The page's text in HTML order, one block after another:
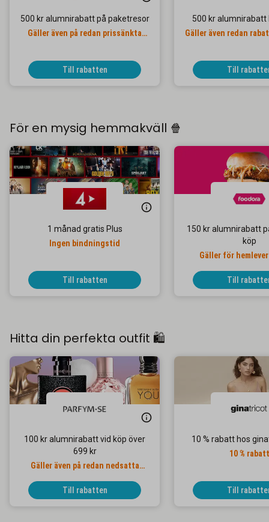
500 kr alumnirabatt på paketresor
Gäller även på redan prissänkta
Till rabatten
500 kr alumnirabatt
Gäller även redan
Till
För en mysig hemmakväll 🍿
1 månad gratis Plus
Ingen bindningstid
Till rabatten
150 kr alumnirabatt
köp
Gäller för
Till
Hitta din perfekta outfit 🛍️
100 kr alumnirabatt vid köp över
699 kr
Gäller även på redan nedsatta
Till rabatten
10 % rabatt hos
10 % rabatt
Till